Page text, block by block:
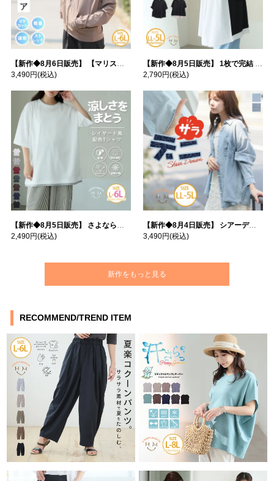
【新作◆8月6日販売】 【マリスポーツ】 運動初心者さんのための フード付き パーカー | 大きいサイズの通販ならハッピーマリリン
3,490円(税込)
【新作◆8月5日販売】 1枚で完結 袖口＆バック フハク使い トップス | 大きいサイズの通販ならハッピーマリリン
2,790円(税込)
【新作◆8月5日販売】 さよなら猛暑 涼しさを着る 遮熱 接触冷感 吸水・速乾 五分袖 コンフォートメッシュ 配色レイヤード 風ゆる Tシャツ | 大きいサイズの通販ならハッピーマリリン
2,490円(税込)
【新作◆8月4日販売】 シアーデニムで お洒落に肌隠し | 大きいサイズの通販ならハッピーマリリン
3,490円(税込)
新作をもっと見る
RECOMMEND/TREND ITEM